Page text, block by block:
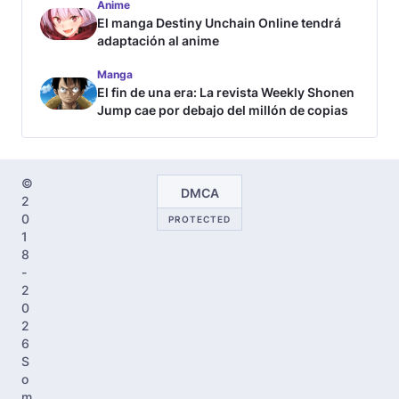
Anime
El manga Destiny Unchain Online tendrá
adaptación al anime
Manga
El fin de una era: La revista Weekly Shonen
Jump cae por debajo del millón de copias
©
2
0
1
8
-
2
0
2
6
S
o
DMCA
PROTECTED